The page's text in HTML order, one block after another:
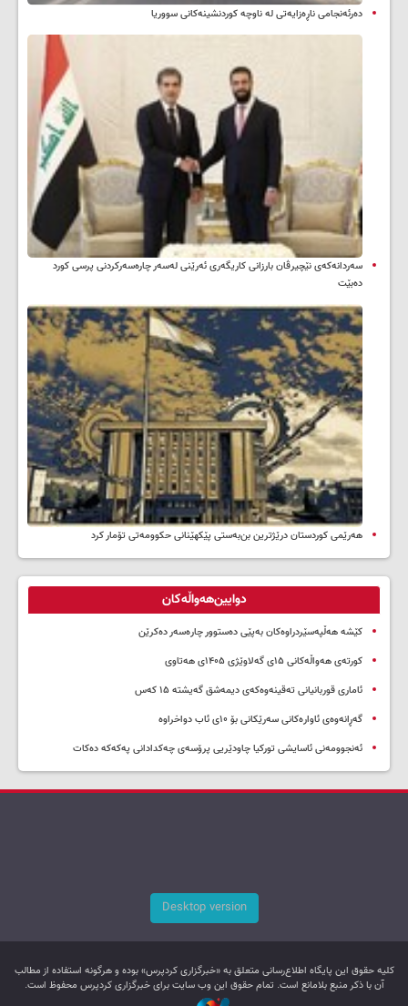
دەرئەنجامی ناڕەزایەتی لە ناوچە کوردنشینەکانی سووریا
سه‌ردانه‌کەی نێچیرڤان بارزانی كاریگه‌ری ئه‌رێنی له‌سه‌ر چاره‌سه‌ركردنی پرسی كورد
ده‌بێت
هەرێمی کوردستان درێژترین بن‌بەستی پێکهێنانی حکوومەتی تۆمار کرد
دوایین‌هەواڵەکان
کێشە هەڵپەسێردراوەکان بەپێی دەستوور چارەسەر دەکرێن
کورتەی هەواڵەکانی ۱۵ی گەلاوێژی ۱۴۰۵ی هەتاوی
ئاماری قوربانیانی تەقینەوەکەی دیمەشق گەیشتە ۱۵ کەس
گەڕانەوەی ئاوارەکانی سەرێکانی بۆ ۱۰ی ئاب دواخراوە
ئەنجوومەنی ئاسایشی تورکیا چاودێریی پرۆسەی چەکدادانی پەکەکە دەکات
Desktop version
کليه حقوق اين پایگاه اطلاع‌رسانی متعلق به «خبرگزاری کردپرس» بوده و هرگونه استفاده از مطالب
آن با ذکر منبع بلامانع است. تمام حقوق این وب سایت برای خبرگزاری کردپرس محفوظ است.